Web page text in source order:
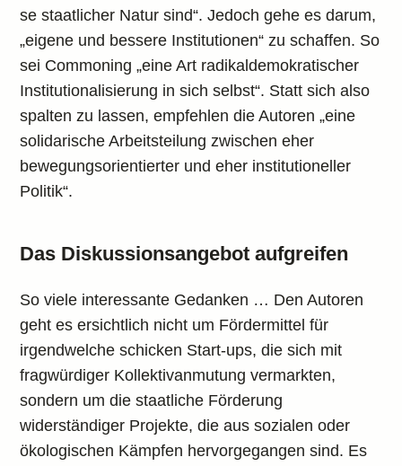
se staatlicher Natur sind“. Jedoch gehe es darum,
„eigene und bessere Institutionen“ zu schaffen. So
sei Commoning „eine Art radikaldemokratischer
Institutionalisierung in sich selbst“. Statt sich also
spalten zu lassen, empfehlen die Autoren „eine
solidarische Arbeitsteilung zwischen eher
bewegungsorientierter und eher institutioneller
Politik“.
Das Diskussionsangebot aufgreifen
So viele interessante Gedanken … Den Autoren
geht es ersichtlich nicht um Fördermittel für
irgendwelche schicken Start-ups, die sich mit
fragwürdiger Kollektivanmutung vermarkten,
sondern um die staatliche Förderung
widerständiger Projekte, die aus sozialen oder
ökologischen Kämpfen hervorgegangen sind. Es